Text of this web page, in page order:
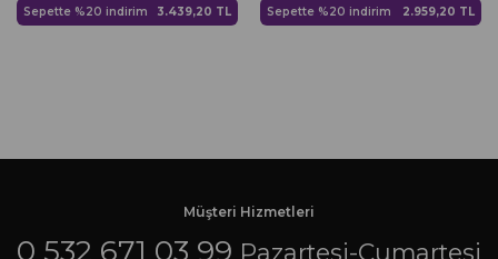
Sepette %20 indirim 3.439,20 TL Sepette %20 indirim 2.959,20 TL
Müşteri Hizmetleri
0 532 671 03 99 Pazartesi-Cumartesi